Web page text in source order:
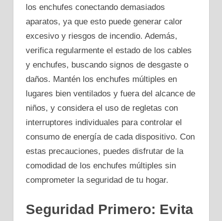
los enchufes conectando demasiados
aparatos, ya que esto puede generar calor
excesivo y riesgos de incendio. Además,
verifica regularmente el estado de los cables
y enchufes, buscando signos de desgaste o
daños. Mantén los enchufes múltiples en
lugares bien ventilados y fuera del alcance de
niños, y considera el uso de regletas con
interruptores individuales para controlar el
consumo de energía de cada dispositivo. Con
estas precauciones, puedes disfrutar de la
comodidad de los enchufes múltiples sin
comprometer la seguridad de tu hogar.
Seguridad Primero: Evita